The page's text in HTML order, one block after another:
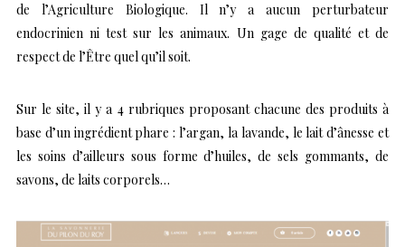
de l’Agriculture Biologique. Il n’y a aucun perturbateur
endocrinien ni test sur les animaux. Un gage de qualité et de
respect de l’Être quel qu’il soit.
Sur le site, il y a 4 rubriques proposant chacune des produits à
base d’un ingrédient phare : l’argan, la lavande, le lait d’ânesse et
les soins d’ailleurs sous forme d’huiles, de sels gommants, de
savons, de laits corporels…